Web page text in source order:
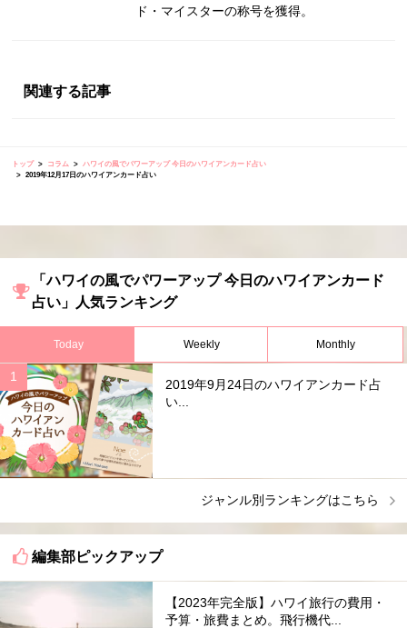
ド・マイスターの称号を獲得。
関連する記事
トップ コラム
ハワイの風でパワーアップ 今日のハワイアンカード占い
2019年12月17日のハワイアンカード占い
「ハワイの風でパワーアップ 今日のハワイアンカード
占い」人気ランキング
Today Weekly Monthly
2019年9月24日のハワイアンカード占
い...
ジャンル別ランキングはこちら
編集部ピックアップ
【2023年完全版】ハワイ旅行の費用・
予算・旅費まとめ。飛行機代...